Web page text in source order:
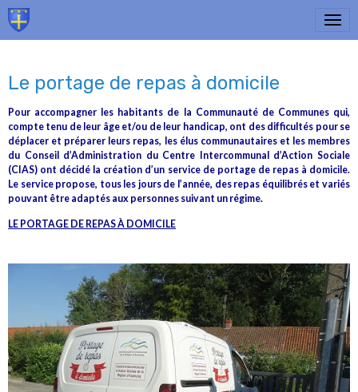
Le portage de repas à domicile
Pour accompagner les habitants de la Communauté de Communes qui,
compte tenu de leur âge et/ou de leur handicap, ont des difficultés pour se
déplacer et préparer leurs repas, les élus communautaires et les membres
du Conseil d’Administration du Centre Intercommunal d’Action Sociale
(CIAS) ont décidé la création d’un service de portage de repas à domicile.
Le service propose, tous les jours de l’année, des repas équilibrés et variés
pouvant être adaptés aux personnes suivant un régime.
LE PORTAGE DE REPAS À DOMICILE